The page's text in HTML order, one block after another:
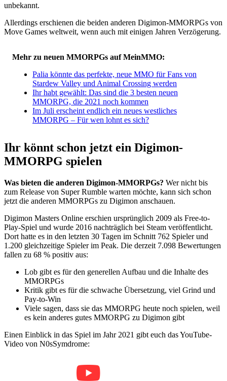
unbekannt.
Allerdings erschienen die beiden anderen Digimon-MMORPGs von
Move Games weltweit, wenn auch mit einigen Jahren Verzögerung.
Mehr zu neuen MMORPGs auf MeinMMO:
Palia könnte das perfekte, neue MMO für Fans von
Stardew Valley und Animal Crossing werden
Ihr habt gewählt: Das sind die 3 besten neuen
MMORPG, die 2021 noch kommen
Im Juli erscheint endlich ein neues westliches
MMORPG – Für wen lohnt es sich?
Ihr könnt schon jetzt ein Digimon-
MMORPG spielen
Was bieten die anderen Digimon-MMORPGs? Wer nicht bis
zum Release von Super Rumble warten möchte, kann sich schon
jetzt die anderen MMORPGs zu Digimon anschauen.
Digimon Masters Online erschien ursprünglich 2009 als Free-to-
Play-Spiel und wurde 2016 nachträglich bei Steam veröffentlicht.
Dort hatte es in den letzten 30 Tagen im Schnitt 762 Spieler und
1.200 gleichzeitige Spieler im Peak. Die derzeit 7.098 Bewertungen
fallen zu 68 % positiv aus:
Lob gibt es für den generellen Aufbau und die Inhalte des
MMORPGs
Kritik gibt es für die schwache Übersetzung, viel Grind und
Pay-to-Win
Viele sagen, dass sie das MMORPG heute noch spielen, weil
es kein anderes gutes MMORPG zu Digimon gibt
Einen Einblick in das Spiel im Jahr 2021 gibt euch das YouTube-
Video von N0sSymdrome: